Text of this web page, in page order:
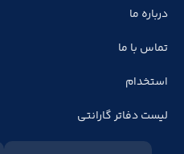
درباره ما
تماس با ما
استخدام
لیست دفاتر گارانتی